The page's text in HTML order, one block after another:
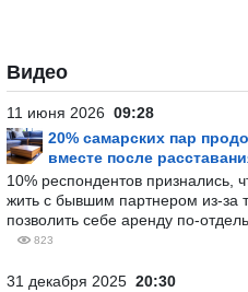
Видео
11 июня 2026 09:28
20% самарских пар
вместе после
10% респондентов признались,
жить с бывшим партнером из-за
позволить себе аренду по-
823
31 декабря 2025 20:30